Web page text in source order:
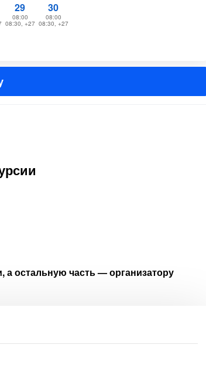
29
08:00
08:30, +27
30
08:00
08:30, +27
а остальную часть — организатору